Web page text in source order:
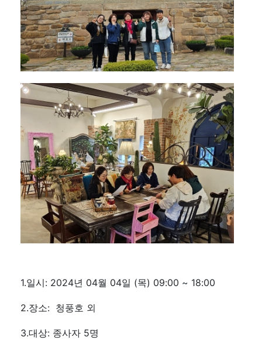
1.일시: 2024년 04월 04일 (목) 09:00 ~ 18:00
2.장소: 청풍호 외
3.대상: 종사자 5명